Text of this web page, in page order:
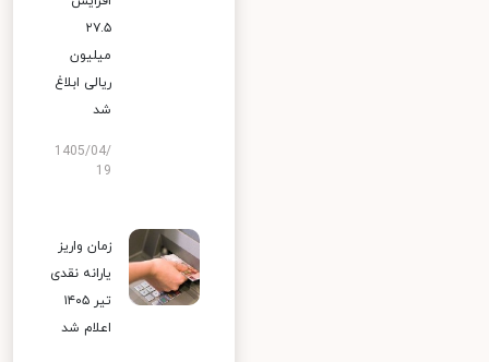
۲۷.۵
میلیون
ریالی ابلاغ
شد
1405/04/
19
زمان واریز
یارانه نقدی
تیر ۱۴۰۵
اعلام شد